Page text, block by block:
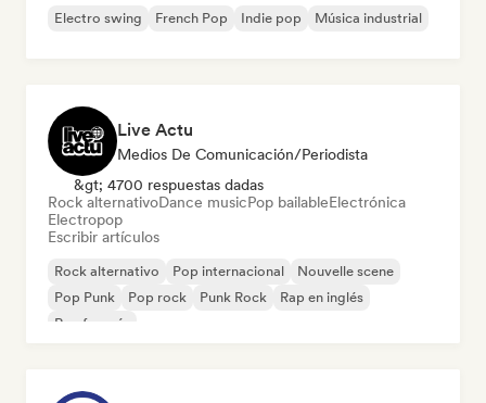
Electro swing
French Pop Indie pop Música industrial
Live Actu
Medios De Comunicación/Periodista
&gt; 4700 respuestas dadas
Rock alternativoDance musicPop bailableElectrónica
Electropop
Escribir artículos
Rock alternativo Pop internacional
Nouvelle scene
Pop Punk
Pop rock Punk Rock
Rap en inglés
Rap francés